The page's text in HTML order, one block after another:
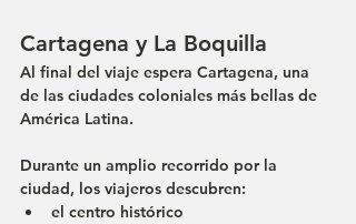
Cartagena y La Boquilla
Al final del viaje espera Cartagena, una
de las ciudades coloniales más bellas de
América Latina.
Durante un amplio recorrido por la
ciudad, los viajeros descubren:
el centro histórico